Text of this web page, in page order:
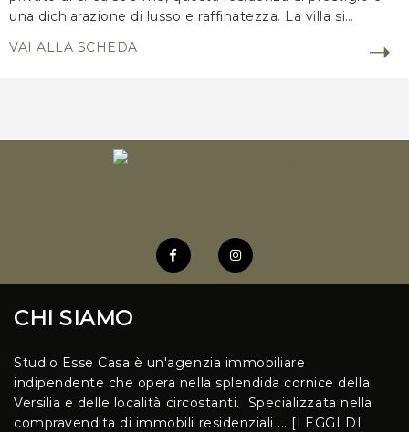
una dichiarazione di lusso e raffinatezza. La villa si
seminterrato/taverna, dove una raffinata zona relax, un
VAI ALLA SCHEDA
CHI SIAMO
Studio Esse Casa è un'agenzia immobiliare
indipendente che opera nella splendida cornice della
Versilia e delle località circostanti. Specializzata nella
compravendita di immobili residenziali ... [LEGGI DI